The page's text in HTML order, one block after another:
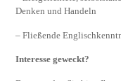
Denken und Handeln
– Fließende
Interesse geweckt?